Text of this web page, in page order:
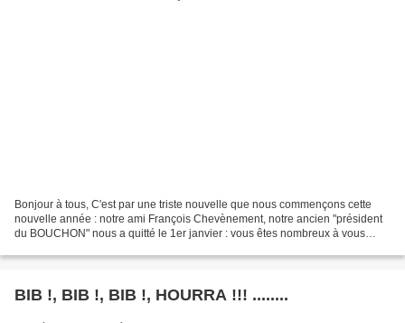
Bonjour à tous, C'est par une triste nouvelle que nous commençons cette
nouvelle année : notre ami François Chevènement, notre ancien "président
du BOUCHON" nous a quitté le 1er janvier : vous êtes nombreux à vous
BIB !, BIB !, BIB !, HOURRA !!! ........